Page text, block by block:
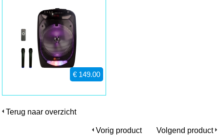
€ 149.00
Terug naar overzicht
Volgend product
Vorig product